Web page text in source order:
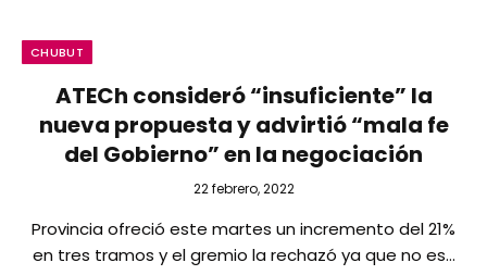
CHUBUT
ATECh consideró “insuficiente” la
nueva propuesta y advirtió “mala fe
del Gobierno” en la negociación
22 febrero, 2022
Provincia ofreció este martes un incremento del 21%
en tres tramos y el gremio la rechazó ya que no es…